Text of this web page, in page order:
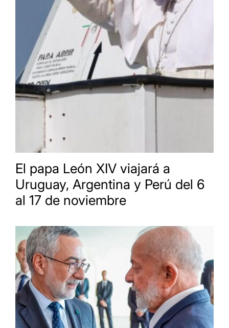
El papa León XIV viajará a
Uruguay, Argentina y Perú del 6
al 17 de noviembre